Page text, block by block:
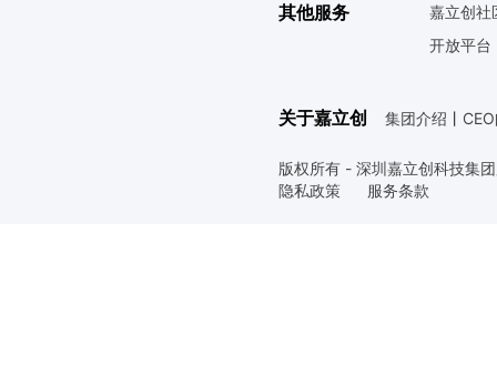
其他服务
嘉立创社
开放平台
关于嘉立创 集团介绍 丨
版权所有 - 深圳嘉立创科技集
隐私政策
服务条款